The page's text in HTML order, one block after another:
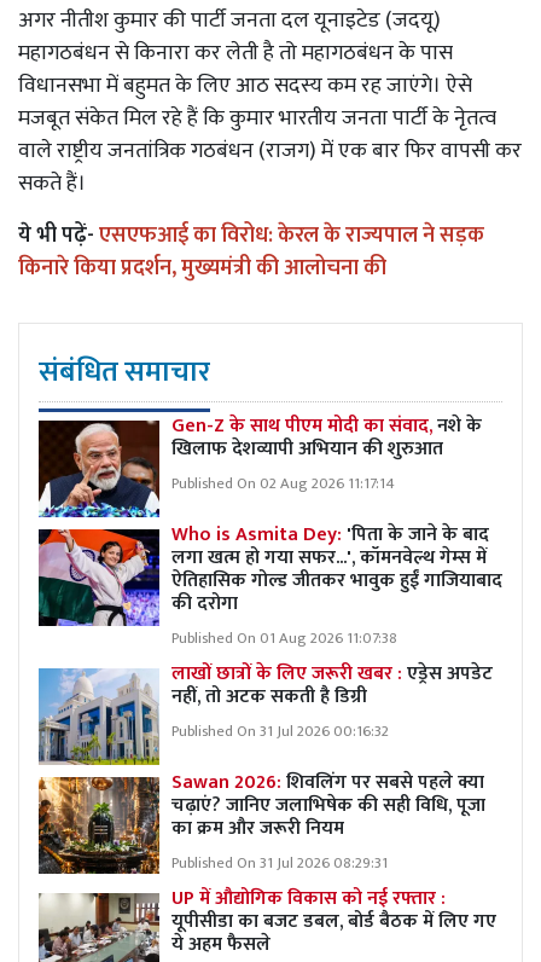
अगर नीतीश कुमार की पार्टी जनता दल यूनाइटेड (जदयू)
महागठबंधन से किनारा कर लेती है तो महागठबंधन के पास
विधानसभा में बहुमत के लिए आठ सदस्य कम रह जाएंगे। ऐसे
मजबूत संकेत मिल रहे हैं कि कुमार भारतीय जनता पार्टी के नेृतत्व
वाले राष्ट्रीय जनतांत्रिक गठबंधन (राजग) में एक बार फिर वापसी कर
सकते हैं।
ये भी पढ़ें-एसएफआई का विरोध: केरल के राज्यपाल ने सड़क
किनारे किया प्रदर्शन, मुख्यमंत्री की आलोचना की
संबंधित समाचार
Gen-Z के साथ पीएम मोदी का संवाद,नशे के
खिलाफ देशव्यापी अभियान की शुरुआत
Published On 02 Aug 2026 11:17:14
Who is Asmita Dey: 'पिता के जाने के बाद
लगा खत्म हो गया सफर...', कॉमनवेल्थ गेम्स में
ऐतिहासिक गोल्ड जीतकर भावुक हुईं गाजियाबाद
की दरोगा
Published On 01 Aug 2026 11:07:38
लाखों छात्रों के लिए जरूरी खबर :एड्रेस अपडेट
नहीं, तो अटक सकती है डिग्री
Published On 31 Jul 2026 00:16:32
Sawan 2026:शिवलिंग पर सबसे पहले क्या
चढ़ाएं? जानिए जलाभिषेक की सही विधि, पूजा
का क्रम और जरूरी नियम
Published On 31 Jul 2026 08:29:31
UP में औद्योगिक विकास को नई रफ्तार :
यूपीसीडा का बजट डबल, बोर्ड बैठक में लिए गए
ये अहम फैसले